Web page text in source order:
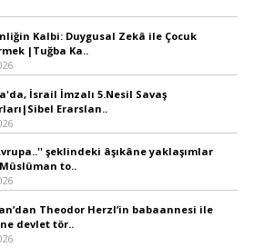
Kalbi: Duygusal Zekâ ile Çocuk
|Tuğba Ka..
İsrail İmzalı 5.Nesil Savaş
Erarslan..
şeklindeki âşıkâne yaklaşımlar
to..
Theodor Herzl’in babaannesi ile
devlet tör..